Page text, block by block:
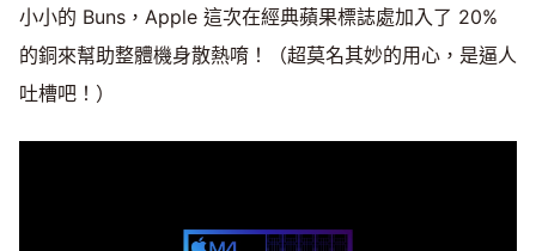
小小的 Buns，Apple 這次在經典蘋果標誌處加入了 20%
的銅來幫助整體機身散熱唷！（超莫名其妙的用心，是逼人
吐槽吧！）